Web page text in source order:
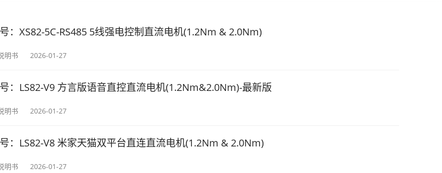
：XS82-5C-RS485 5线强电控制直流电机(1.2Nm & 2.0Nm)
明书 2026-01-27
：LS82-V9 方言版语音直控直流电机(1.2Nm&2.0Nm)-最新版
明书 2026-01-27
：LS82-V8 米家天猫双平台直连直流电机(1.2Nm & 2.0Nm)
明书 2026-01-27